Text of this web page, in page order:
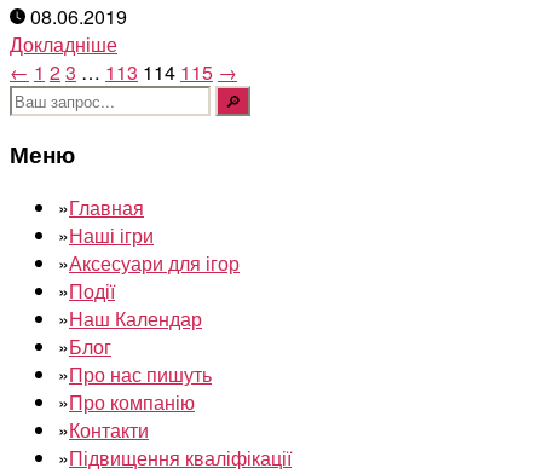
08.06.2019
Докладніше
← 1 23 … 113 114 115 →
Шукати:
Меню
»Главная
»Наші ігри
»Аксесуари для ігор
»Події
»Наш Календар
»Блог
»Про нас пишуть
»Про компанію
»Контакти
»Підвищення кваліфікації